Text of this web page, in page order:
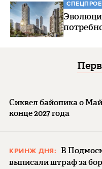
Сиквел байопика о
конце 2027 года
КРИНЖ ДНЯ: В
выписали штраф за